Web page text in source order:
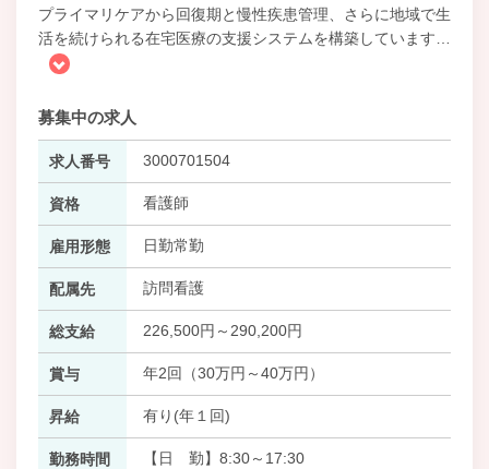
プライマリケアから回復期と慢性疾患管理、さらに地域で生
活を続けられる在宅医療の支援システムを構築しています
募集中の求人
求人番号 3000701504
資格 看護師
雇用形態 日勤常勤
配属先 訪問看護
総支給 226,500円～290,200円
賞与 年2回（30万円～40万円）
昇給 有り(年１回)
勤務時間
【日 勤】8:30～17:30